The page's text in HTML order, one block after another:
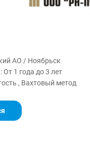
АО / Ноябрьск
1 года до 3 лет
, Вахтовый метод